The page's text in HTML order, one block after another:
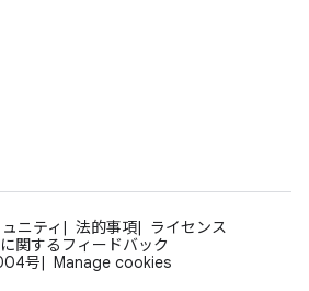
ニティ 法的事項
ライセンス
関するフィードバック
号
Manage cookies